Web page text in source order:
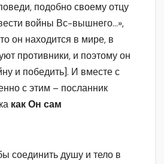
подобно своему отцу
войны Вс-вышнего…»,
он находится в мире, в
противники, и поэтому он
и победить]. И вместе с
с этим – посланник
какОн сам
соединить душу и тело в